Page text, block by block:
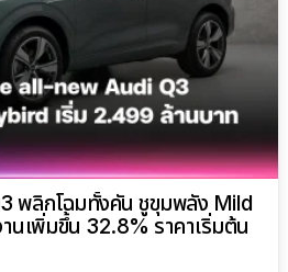
พลิกโฉมทั้งคัน ชูขุมพลัง Mild
นเพิ่มขึ้น 32.8% ราคาเริ่มต้น